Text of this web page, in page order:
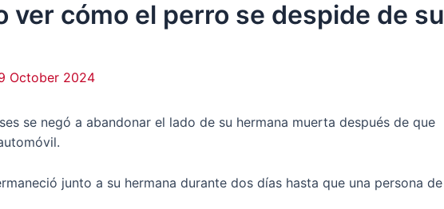
ver cómo el perro se despide de su
October 2024
se negó a abandonar el lado de su hermana muerta después de que
junto a su hermana durante dos días hasta que una persona de